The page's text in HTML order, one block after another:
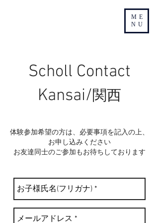
ME
NU
Scholl Contact
Kansai/関西
体験参加希望の方は、必要事項を記入の上、
お申し込みください
​お友達同士のご参加もお待ちしております